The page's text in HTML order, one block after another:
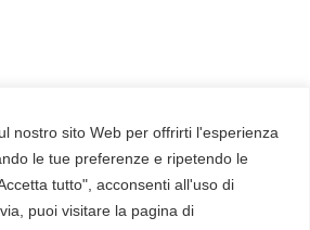
nostro sito Web per offrirti l'esperienza
le tue preferenze e ripetendo le
tutto", acconsenti all'uso di
puoi visitare la pagina di